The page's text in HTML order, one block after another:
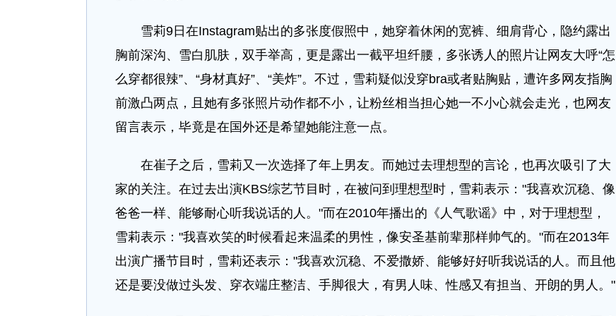
雪莉9日在Instagram贴出的多张度假照中，她穿着休闲的宽裤、细肩背心，隐约露出
胸前深沟、雪白肌肤，双手举高，更是露出一截平坦纤腰，多张诱人的照片让网友大呼“怎
么穿都很辣”、“身材真好”、“美炸”。不过，雪莉疑似没穿bra或者贴胸贴，遭许多网友指胸
前激凸两点，且她有多张照片动作都不小，让粉丝相当担心她一不小心就会走光，也网友
留言表示，毕竟是在国外还是希望她能注意一点。
在崔子之后，雪莉又一次选择了年上男友。而她过去理想型的言论，也再次吸引了大
家的关注。在过去出演KBS综艺节目时，在被问到理想型时，雪莉表示："我喜欢沉稳、像
爸爸一样、能够耐心听我说话的人。"而在2010年播出的《人气歌谣》中，对于理想型，
雪莉表示："我喜欢笑的时候看起来温柔的男性，像安圣基前辈那样帅气的。"而在2013年
出演广播节目时，雪莉还表示："我喜欢沉稳、不爱撒娇、能够好好听我说话的人。而且他
还是要没做过头发、穿衣端庄整洁、手脚很大，有男人味、性感又有担当、开朗的男人。"